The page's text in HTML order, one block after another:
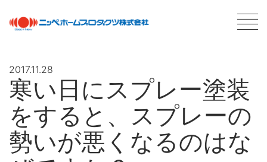
最新情報 NEWS
商品情報 PRODUCTS
会社案内 ABOUT US
2017.11.28
寒い日にスプレー塗装
をすると、スプレーの
勢いが悪くなるのはな